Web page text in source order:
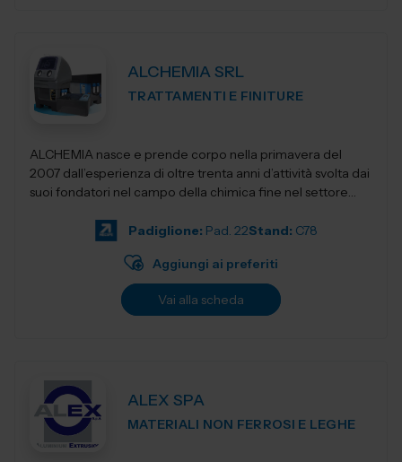
ALCHEMIA SRL
TRATTAMENTI E FINITURE
ALCHEMIA nasce e prende corpo nella primavera del
2007 dall’esperienza di oltre trenta anni d’attività svolta dai
suoi fondatori nel campo della chimica fine nel settore
Padiglione: Pad. 22Stand: C78
Aggiungi ai preferiti
Vai alla scheda
ALEX SPA
MATERIALI NON FERROSI E LEGHE